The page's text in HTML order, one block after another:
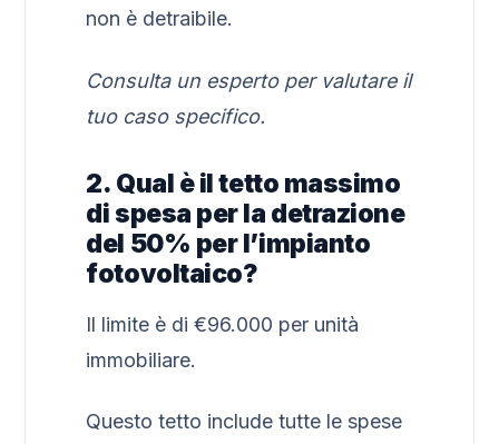
non è detraibile.
Consulta un esperto per valutare il
tuo caso specifico.
2. Qual è il tetto massimo
di spesa per la detrazione
del 50% per l’impianto
fotovoltaico?
Il limite è di €96.000 per unità
immobiliare.
Questo tetto include tutte le spese